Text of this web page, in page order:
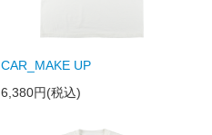
CAR_MAKE UP
6,380円(税込)